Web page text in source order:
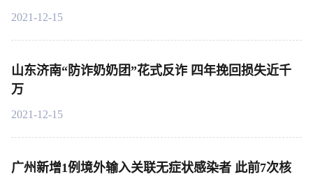
2021-12-15
山东济南“防诈奶奶团”花式反诈 四年挽回损失近千
万
2021-12-15
广州新增1例境外输入关联无症状感染者 此前7次核